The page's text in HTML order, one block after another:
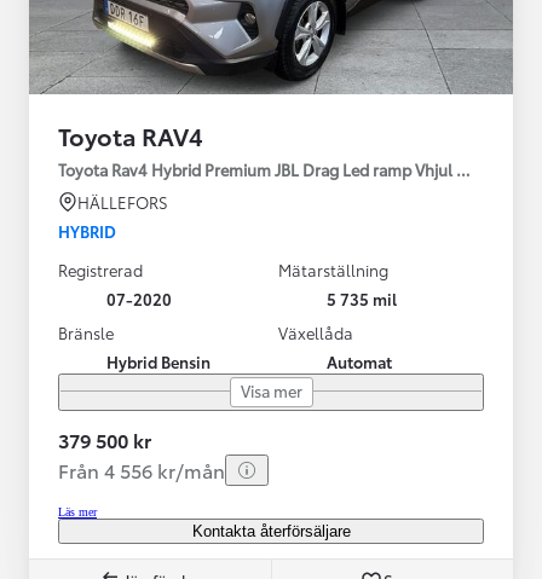
Toyota RAV4
Toyota Rav4 Hybrid Premium JBL Drag Led ramp Vhjul motorv
HÄLLEFORS
HYBRID
Registrerad
07-2020
Mätarställning
5 735 mil
Bränsle
Hybrid Bensin
Växellåda
Automat
Visa mer
379 500 kr
Från 4 556 kr/mån
Läs mer
Kontakta återförsäljare